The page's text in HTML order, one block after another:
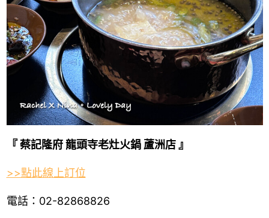
『 蔡記隆府 龍頭寺老灶火鍋 蘆洲店 』
>>點此線上訂位
電話：02-82868826